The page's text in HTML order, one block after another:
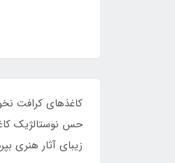
کاغذهای کرافت
حس نوستالژیک
زیبای آثار هنری